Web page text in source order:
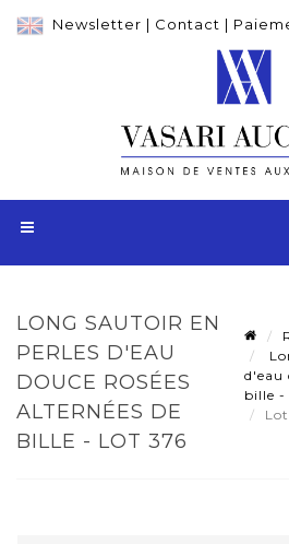
Newsletter | Contact |
LONG SAUTOIR EN
PERLES D'EAU
DOUCE ROSÉES
ALTERNÉES DE
BILLE - LOT 376
d'eau
bille -